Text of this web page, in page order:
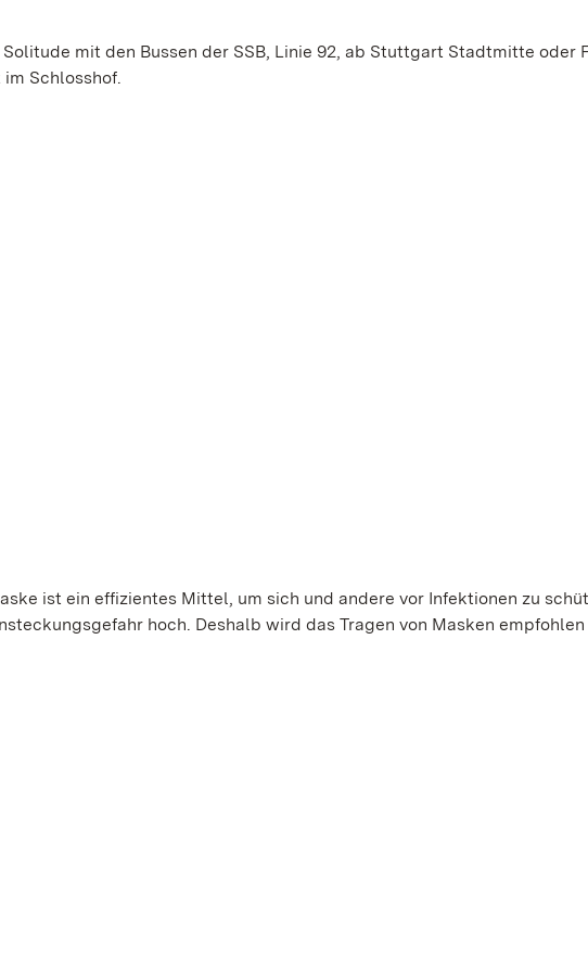
mit den Bussen der SSB, Linie 92, ab Stuttgart Stadtmitte oder
Schlosshof.
ist ein effizientes Mittel, um sich und andere vor Infektionen zu
hoch. Deshalb wird das Tragen von Masken empfohlen